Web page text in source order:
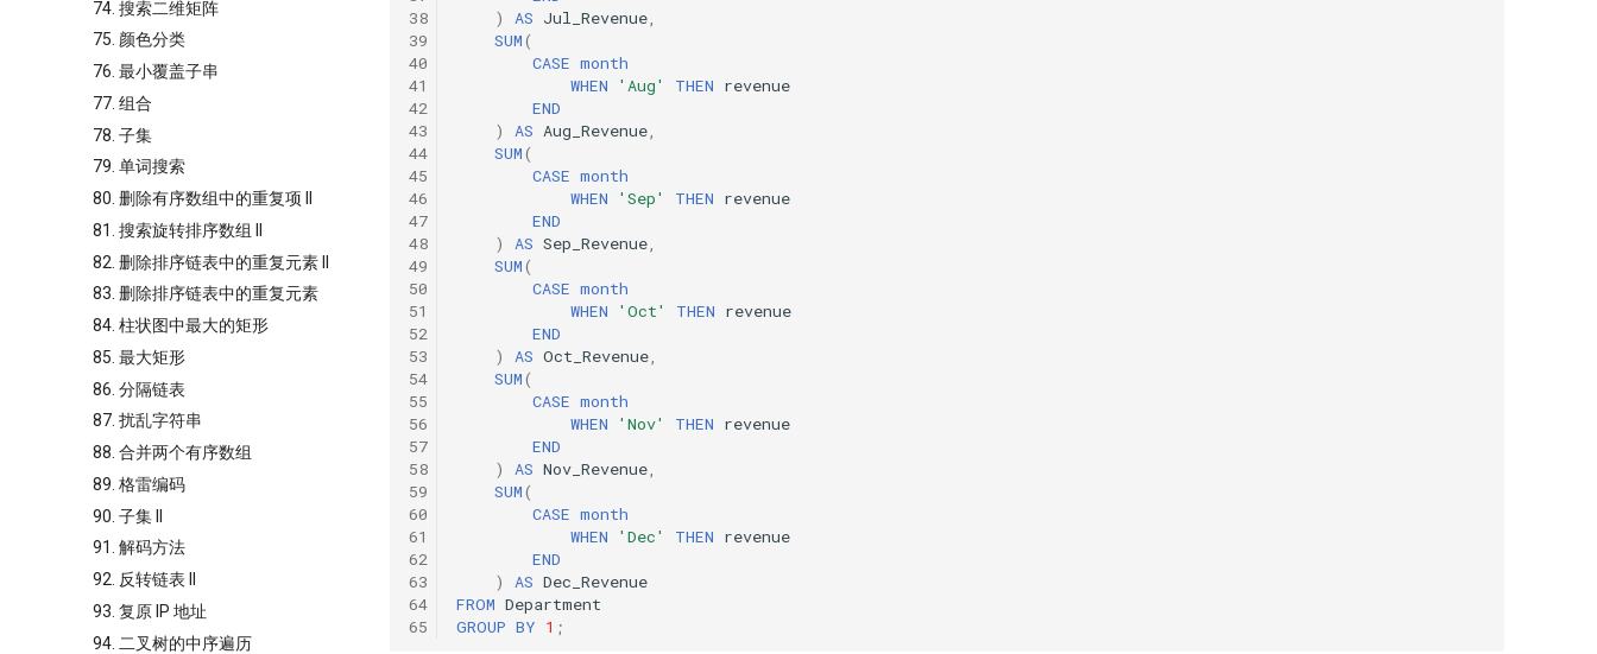
74. 搜索二维矩阵
75. 颜色分类
76. 最小覆盖子串
77. 组合
78. 子集
79. 单词搜索
80. 删除有序数组中的重复项 II
81. 搜索旋转排序数组 II
82. 删除排序链表中的重复元素 II
83. 删除排序链表中的重复元素
84. 柱状图中最大的矩形
85. 最大矩形
86. 分隔链表
87. 扰乱字符串
88. 合并两个有序数组
89. 格雷编码
90. 子集 II
91. 解码方法
92. 反转链表 II
93. 复原 IP 地址
94. 二叉树的中序遍历
38
39
40
41
42
43
44
45
46
47
48
49
50
51
52
53
54
55
56
57
58
59
60
61
62
63
64
65
)
AS Jul_Revenue,
SUM(
CASE month
WHEN
'Aug' THEN revenue
END
)
AS Aug_Revenue,
SUM(
CASE month
WHEN
'Sep' THEN revenue
END
)
AS Sep_Revenue,
SUM(
CASE month
WHEN
'Oct' THEN revenue
END
)
AS Oct_Revenue,
SUM(
CASE month
WHEN
'Nov' THEN revenue
END
)
AS Nov_Revenue,
SUM(
CASE month
WHEN
'Dec' THEN revenue
END
)
AS Dec_Revenue
FROM Department
GROUP BY 1 ;